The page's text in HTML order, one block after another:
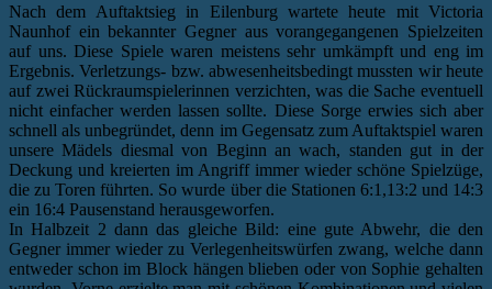
Nach dem Auftaktsieg in Eilenburg wartete heute mit Victoria
Naunhof ein bekannter Gegner aus vorangegangenen Spielzeiten
auf uns. Diese Spiele waren meistens sehr umkämpft und eng im
Ergebnis. Verletzungs- bzw. abwesenheitsbedingt mussten wir heute
auf zwei Rückraumspielerinnen verzichten, was die Sache eventuell
nicht einfacher werden lassen sollte. Diese Sorge erwies sich aber
schnell als unbegründet, denn im Gegensatz zum Auftaktspiel waren
unsere Mädels diesmal von Beginn an wach, standen gut in der
Deckung und kreierten im Angriff immer wieder schöne Spielzüge,
die zu Toren führten. So wurde über die Stationen 6:1,13:2 und 14:3
ein 16:4 Pausenstand herausgeworfen.
In Halbzeit 2 dann das gleiche Bild: eine gute Abwehr, die den
Gegner immer wieder zu Verlegenheitswürfen zwang, welche dann
entweder schon im Block hängen blieben oder von Sophie gehalten